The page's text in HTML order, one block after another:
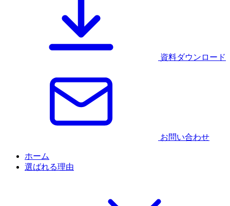
資料ダウンロード
お問い合わせ
ホーム
選ばれる理由